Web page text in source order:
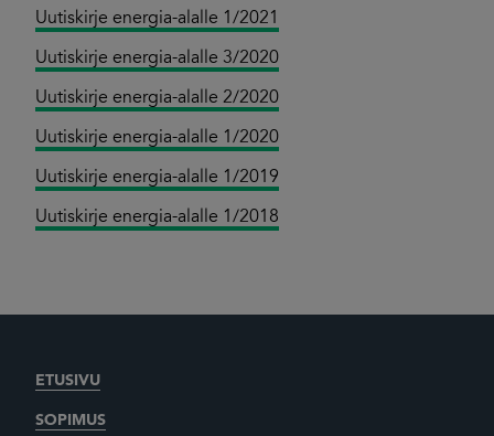
Uutiskirje energia-alalle 1/2021
Uutiskirje energia-alalle 3/2020
Uutiskirje energia-alalle 2/2020
Uutiskirje energia-alalle 1/2020
Uutiskirje energia-alalle 1/2019
Uutiskirje energia-alalle 1/2018
ETUSIVU
SOPIMUS